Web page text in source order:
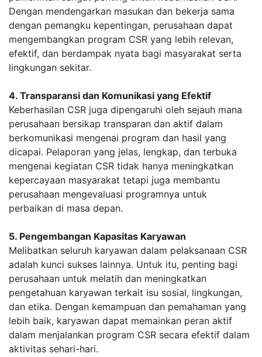
Dengan mendengarkan masukan dan bekerja sama
dengan pemangku kepentingan, perusahaan dapat
mengembangkan program CSR yang lebih relevan,
efektif, dan berdampak nyata bagi masyarakat serta
lingkungan sekitar.
4. Transparansi dan Komunikasi yang Efektif
Keberhasilan CSR juga dipengaruhi oleh sejauh mana
perusahaan bersikap transparan dan aktif dalam
berkomunikasi mengenai program dan hasil yang
dicapai. Pelaporan yang jelas, lengkap, dan terbuka
mengenai kegiatan CSR tidak hanya meningkatkan
kepercayaan masyarakat tetapi juga membantu
perusahaan mengevaluasi programnya untuk
perbaikan di masa depan.
5. Pengembangan Kapasitas Karyawan
Melibatkan seluruh karyawan dalam pelaksanaan CSR
adalah kunci sukses lainnya. Untuk itu, penting bagi
perusahaan untuk melatih dan meningkatkan
pengetahuan karyawan terkait isu sosial, lingkungan,
dan etika. Dengan kemampuan dan pemahaman yang
lebih baik, karyawan dapat memainkan peran aktif
dalam menjalankan program CSR secara efektif dalam
aktivitas sehari-hari.